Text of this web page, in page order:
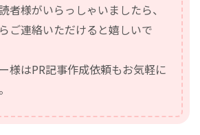
者様がいらっしゃいましたら、
ご連絡いただけると嬉しいで
様はPR記事作成依頼もお気軽に